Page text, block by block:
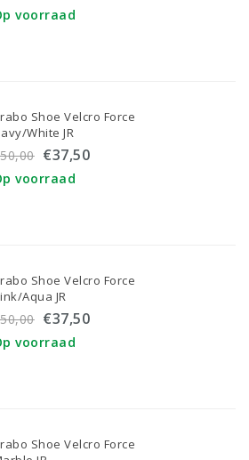
voorraad
Shoe Velcro Force
White JR
€37,50
voorraad
Shoe Velcro Force
Aqua JR
€37,50
voorraad
Shoe Velcro Force